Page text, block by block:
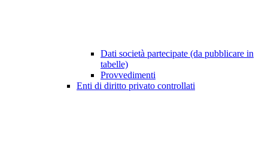
Dati società partecipate (da pubblicare in
tabelle)
Provvedimenti
Enti di diritto privato controllati